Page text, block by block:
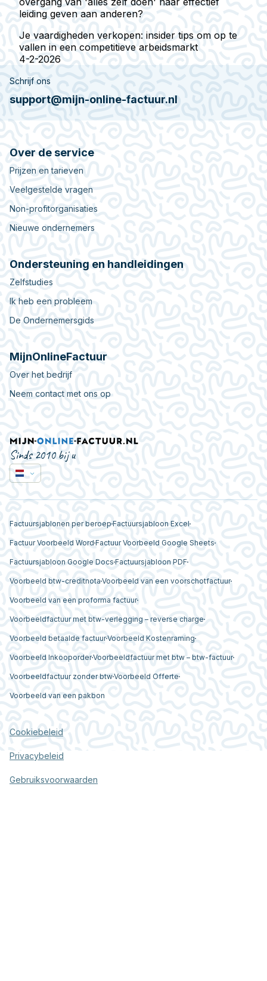
leiding geven aan anderen?
Je vaardigheden verkopen: insider tips om op te
vallen in een competitieve arbeidsmarkt
4-2-2026
Schrijf ons
support@mijn-online-factuur.nl
Over de service
Prijzen en tarieven
Veelgestelde vragen
Non-profitorganisaties
Nieuwe ondernemers
Ondersteuning en handleidingen
Zelfstudies
Ik heb een probleem
De Ondernemersgids
MijnOnlineFactuur
Over het bedrijf
Neem contact met ons op
Sinds 2010 bij u
Factuursjablonen per beroep Factuursjabloon Excel
Factuur Voorbeeld Word Factuur Voorbeeld Google Sheets
Factuursjabloon Google Docs Factuursjabloon PDF
Voorbeeld btw-creditnota Voorbeeld van een voorschotfactuur
Voorbeeld van een proforma factuur
Voorbeeldfactuur met btw-verlegging – reverse charge
Voorbeeld betaalde factuurVoorbeeld Kostenraming
Voorbeeld InkooporderVoorbeeldfactuur met btw – btw-factuur
Voorbeeldfactuur zonder btwVoorbeeld Offerte
Voorbeeld van een pakbon
Cookiebeleid
Privacybeleid
Gebruiksvoorwaarden